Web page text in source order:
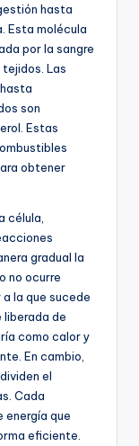
hasta
Esta molécula
por la sangre
Las
son
Estas
obtener
célula,
gradual la
no ocurre
la que sucede
liberada de
como calor y
En cambio,
el
Cada
energía que
eficiente.